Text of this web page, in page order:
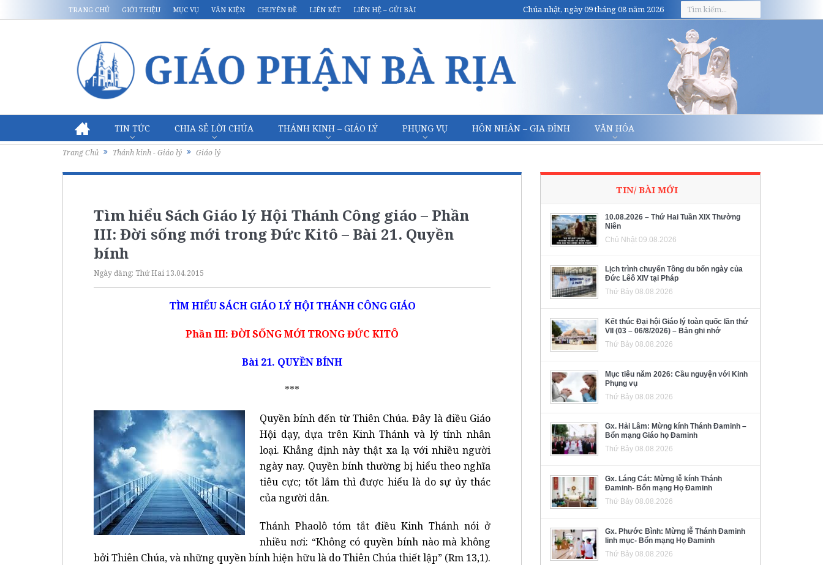
TRANG CHỦ GIỚI THIỆU MỤC VỤ VĂN KIỆN CHUYÊN ĐỀ LIÊN KẾT LIÊN HỆ – GỬI BÀI Chúa nhật, ngày 09 tháng 08 năm 2026
TIN TỨC CHIA SẺ LỜI CHÚA THÁNH KINH – GIÁO LÝ PHỤNG VỤ HÔN NHÂN – GIA ĐÌNH VĂN HÓA
Trang Chủ Thánh kinh - Giáo lý Giáo lý
Tìm hiểu Sách Giáo lý Hội Thánh Công giáo – Phần
III: Đời sống mới trong Đức Kitô – Bài 21. Quyền
bính
Ngày đăng: Thứ Hai 13.04.2015
TÌM HIỂUSÁCH GIÁO LÝ HỘI THÁNH CÔNG GIÁO
Phần III: ĐỜI SỐNG MỚI TRONG ĐỨC KITÔ
Bài 21. QUYỀN BÍNH
***
Quyền bính đến từ Thiên Chúa. Đây là điều Giáo
Hội dạy, dựa trên Kinh Thánh và lý tính nhân
loại. Khẳng định này thật xa lạ với nhiều người
ngày nay. Quyền bính thường bị hiểu theo nghĩa
tiêu cực; tốt lắm thì được hiểu là do sự ủy thác
của người dân.
Thánh Phaolô tóm tắt điều Kinh Thánh nói ở
nhiều nơi: “Không có quyền bính nào mà không
bởi Thiên Chúa, và những quyền bính hiện hữu là do Thiên Chúa thiết lập” (Rm 13,1).
TIN/ BÀI MỚI
10.08.2026 – Thứ Hai Tuần XIX Thường
Niên
Chủ Nhật 09.08.2026
Lịch trình chuyến Tông du bốn ngày của
Đức Lêô XIV tại Pháp
Thứ Bảy 08.08.2026
Kết thúc Đại hội Giáo lý toàn quốc lần thứ
VII (03 – 06/8/2026) – Bản ghi nhớ
Thứ Bảy 08.08.2026
Mục tiêu năm 2026: Cầu nguyện với Kinh
Phụng vụ
Thứ Bảy 08.08.2026
Gx. Hải Lâm: Mừng kính Thánh Đaminh –
Bổn mạng Giáo họ Đaminh
Thứ Bảy 08.08.2026
Gx. Láng Cát: Mừng lễ kính Thánh
Đaminh- Bổn mạng Họ Đaminh
Thứ Bảy 08.08.2026
Gx. Phước Bình: Mừng lễ Thánh Đaminh
linh mục- Bổn mạng Họ Đaminh
Thứ Bảy 08.08.2026